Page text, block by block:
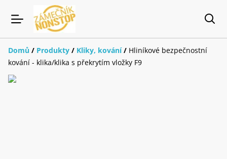
Domů / Produkty / Kliky, kování / Hliníkové bezpečnostní
kování - klika/klika s překrytím vložky F9